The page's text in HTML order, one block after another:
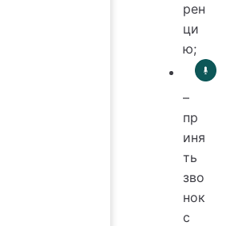
рен
ци
ю;
–
пр
иня
ть
зво
нок
с